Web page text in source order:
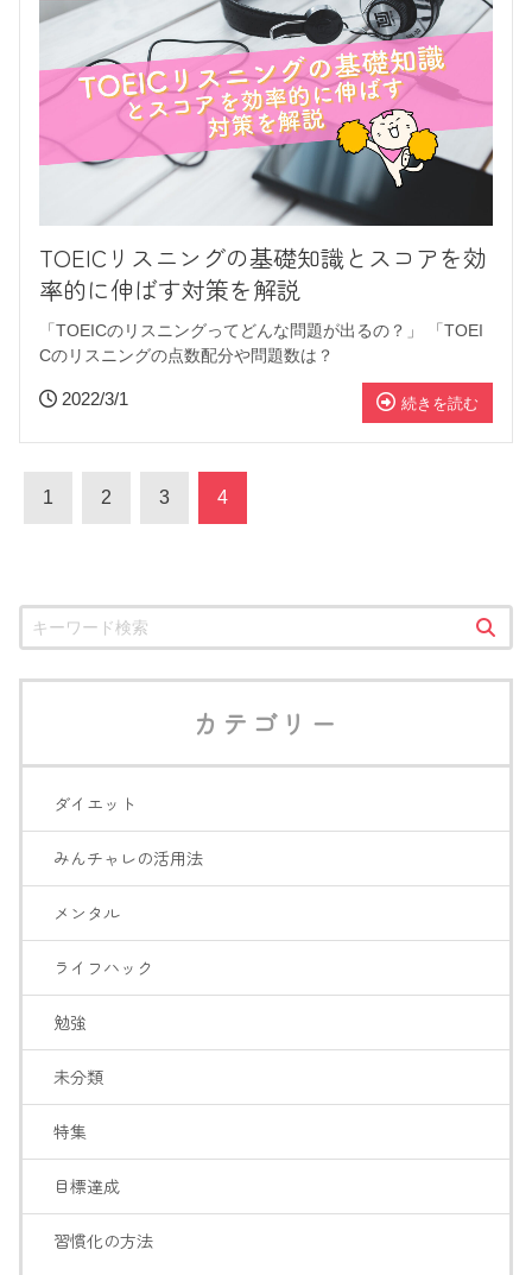
TOEICリスニングの基礎知識とスコアを効
率的に伸ばす対策を解説
「TOEICのリスニングってどんな問題が出るの？」 「TOEI
Cのリスニングの点数配分や問題数は？
2022/3/1 続きを読む
1 2 3 4
カテゴリー
ダイエット
みんチャレの活用法
メンタル
ライフハック
勉強
未分類
特集
目標達成
習慣化の方法